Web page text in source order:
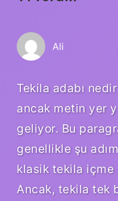
Ali
Tekila adabı
ancak metin yer
geliyor. Bu
genellikle şu
klasik tekila
Ancak, tekila tek